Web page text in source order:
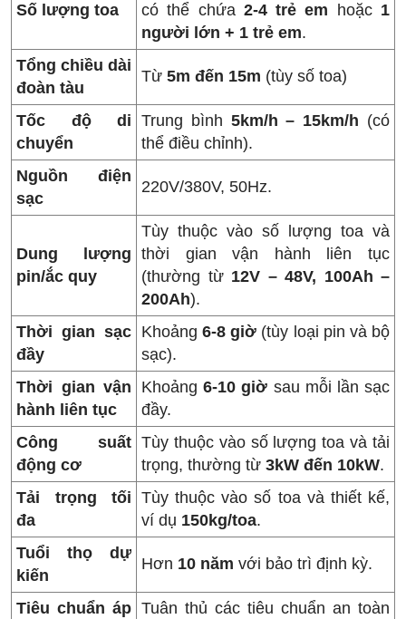
Số lượng toa
có thể chứa 2-4 trẻ em hoặc 1
người lớn + 1 trẻ em.
Tổng chiều dài
đoàn tàu
Từ 5m đến 15m (tùy số toa)
Tốc độ di
chuyển
Trung bình 5km/h – 15km/h (có
thể điều chỉnh).
Nguồn điện
sạc
220V/380V, 50Hz.
Dung lượng
pin/ắc quy
Tùy thuộc vào số lượng toa và
thời gian vận hành liên tục
(thường từ 12V – 48V, 100Ah –
200Ah).
Thời gian sạc
đầy
Khoảng6-8 giờ (tùy loại pin và bộ
sạc).
Thời gian vận
hành liên tục
Khoảng6-10 giờ sau mỗi lần sạc
đầy.
Công suất
động cơ
Tùy thuộc vào số lượng toa và tải
trọng, thường từ 3kW đến 10kW.
Tải trọng tối
đa
Tùy thuộc vào số toa và thiết kế,
ví dụ 150kg/toa.
Tuổi thọ dự
kiến
Hơn 10 năm với bảo trì định kỳ.
Tiêu chuẩn áp Tuân thủ các tiêu chuẩn an toàn